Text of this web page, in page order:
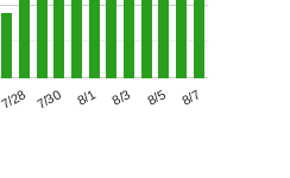
7/28 7/30 8/1 8/3 8/5 8/7